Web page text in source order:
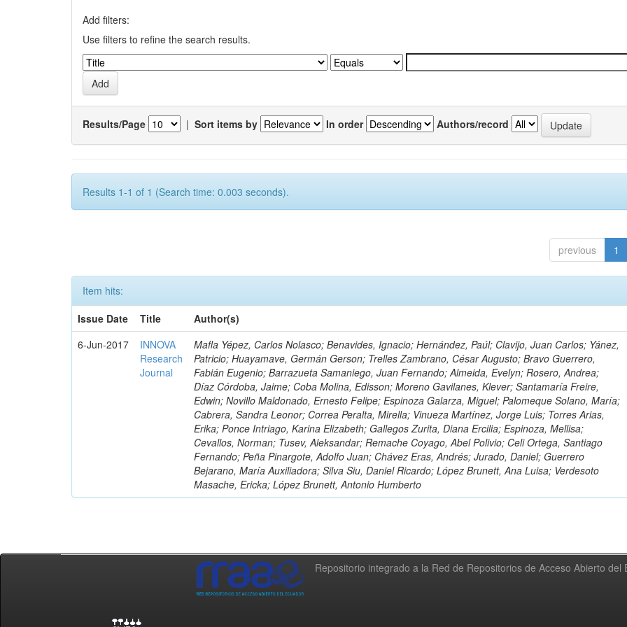
Add filters:
Use filters to refine the search results.
Results/Page | Sort items by In order Authors/record
Results 1-1 of 1 (Search time: 0.003 seconds).
previous 1
Item hits:
Issue Date
Title
Author(s)
6-Jun-2017
INNOVA
Research
Journal
Mafla Yépez, Carlos Nolasco; Benavides, Ignacio; Hernández, Paúl; Clavijo, Juan Carlos; Yánez,
Patricio; Huayamave, Germán Gerson; Trelles Zambrano, César Augusto; Bravo Guerrero,
Fabián Eugenio; Barrazueta Samaniego, Juan Fernando; Almeida, Evelyn; Rosero, Andrea;
Díaz Córdoba, Jaime; Coba Molina, Edisson; Moreno Gavilanes, Klever; Santamaría Freire,
Edwin; Novillo Maldonado, Ernesto Felipe; Espinoza Galarza, Miguel; Palomeque Solano, María;
Cabrera, Sandra Leonor; Correa Peralta, Mirella; Vinueza Martínez, Jorge Luis; Torres Arias,
Erika; Ponce Intriago, Karina Elizabeth; Gallegos Zurita, Diana Ercilia; Espinoza, Mellisa;
Cevallos, Norman; Tusev, Aleksandar; Remache Coyago, Abel Polivio; Celi Ortega, Santiago
Fernando; Peña Pinargote, Adolfo Juan; Chávez Eras, Andrés; Jurado, Daniel; Guerrero
Bejarano, María Auxiliadora; Silva Siu, Daniel Ricardo; López Brunett, Ana Luisa; Verdesoto
Masache, Ericka; López Brunett, Antonio Humberto
Repositorio integrado a la Red de Repositorios de Acceso Abierto del